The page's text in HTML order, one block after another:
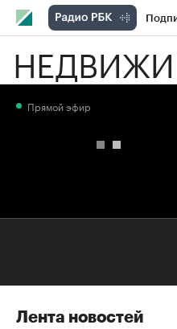
РБК
Прямой эфир
Лента новостей